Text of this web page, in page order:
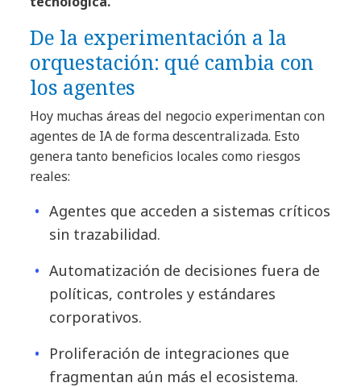
De la experimentación a la
orquestación: qué cambia con
los agentes
Hoy muchas áreas del negocio experimentan con
agentes de IA de forma descentralizada. Esto
genera tanto beneficios locales como riesgos
reales:
Agentes que acceden a sistemas críticos
sin trazabilidad.
Automatización de decisiones fuera de
políticas, controles y estándares
corporativos.
Proliferación de integraciones que
fragmentan aún más el ecosistema.